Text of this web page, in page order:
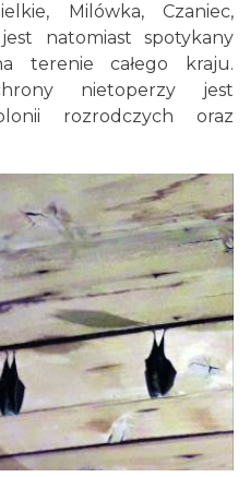
Milówka, Czaniec,
natomiast spotykany
terenie całego kraju.
nietoperzy jest
rozrodczych oraz